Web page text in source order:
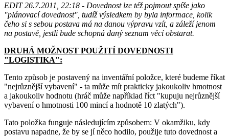
EDIT 26.7.2011, 22:18 - Dovednost lze též pojmout spíše jako
"plánovací dovednost", tudíž výsledkem by byla informace, kolik
čeho si s sebou postava má na danou výpravu vzít, a záleží jenom
na postavě, jestli bude schopná daný seznam věcí obstarat.
DRUHÁ MOŽNOST POUŽITÍ DOVEDNOSTI
"LOGISTIKA":
Tento způsob je postavený na inventářní položce, které budeme říkat
"nejrůznější vybavení" - ta může mít prakticky jakoukoliv hmotnost
a jakoukoliv hodnotu (hráč může například říct "kupuju nejrůznější
vybavení o hmotnosti 100 mincí a hodnotě 10 zlatých").
Tato položka funguje následujícím způsobem: V okamžiku, kdy
postavu napadne, že by se jí něco hodilo, použije tuto dovednost a